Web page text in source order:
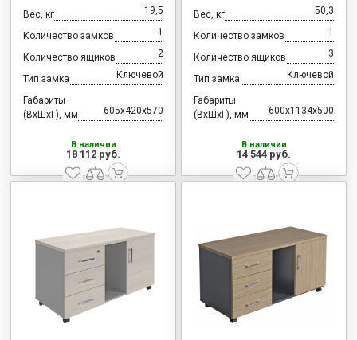
Вес, кг 19,5
Количество замков 1
Количество ящиков 2
Тип замка Ключевой
Габариты
(ВхШхГ), мм
605x420x570
В наличии
18 112 руб.
Вес, кг 50,3
Количество замков 1
Количество ящиков 3
Тип замка Ключевой
Габариты
(ВхШхГ), мм
600x1134x500
В наличии
14 544 руб.